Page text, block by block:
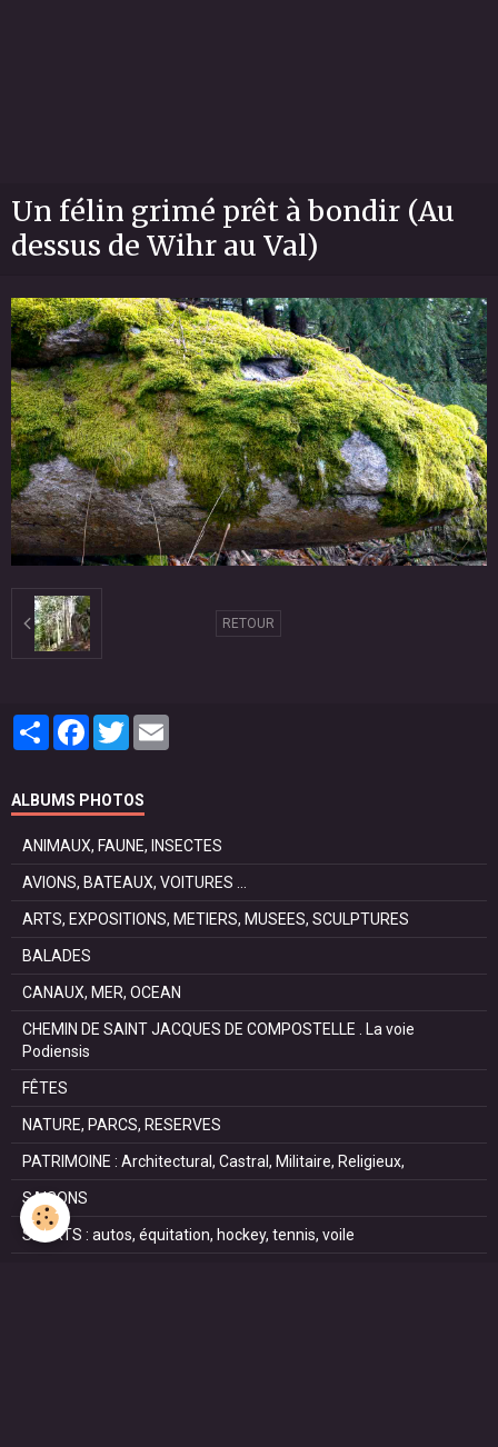
Un félin grimé prêt à bondir (Au
dessus de Wihr au Val)
RETOUR
PartagerFacebook
Twitter
ALBUMS PHOTOS
ANIMAUX, FAUNE, INSECTES
AVIONS, BATEAUX, VOITURES ...
ARTS, EXPOSITIONS, METIERS, MUSEES, SCULPTURES
BALADES
CANAUX, MER, OCEAN
CHEMIN DE SAINT JACQUES DE COMPOSTELLE . La voie
Podiensis
FÊTES
NATURE, PARCS, RESERVES
PATRIMOINE : Architectural, Castral, Militaire, Religieux,
SAISONS
SPORTS : autos, équitation, hockey, tennis, voile